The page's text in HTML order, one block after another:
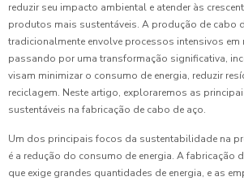
reduzir seu impacto ambiental e atender às
produtos mais sustentáveis. A produção de cabo
tradicionalmente envolve processos intensivos em
passando por uma transformação significativa,
visam minimizar o consumo de energia, reduzir
reciclagem. Neste artigo, exploraremos as
sustentáveis na fabricação de cabo de aço.
Um dos principais focos da sustentabilidade na
é a redução do consumo de energia. A fabricação
que exige grandes quantidades de energia, e as